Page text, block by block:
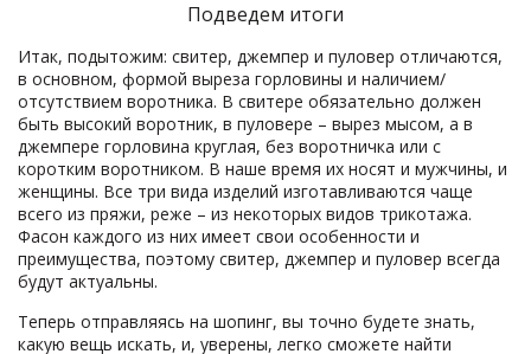
Подведем итоги
Итак, подытожим: свитер, джемпер и пуловер отличаются,
в основном, формой выреза горловины и наличием/
отсутствием воротника. В свитере обязательно должен
быть высокий воротник, в пуловере – вырез мысом, а в
джемпере горловина круглая, без воротничка или с
коротким воротником. В наше время их носят и мужчины, и
женщины. Все три вида изделий изготавливаются чаще
всего из пряжи, реже – из некоторых видов трикотажа.
Фасон каждого из них имеет свои особенности и
преимущества, поэтому свитер, джемпер и пуловер всегда
будут актуальны.
Теперь отправляясь на шопинг, вы точно будете знать,
какую вещь искать, и, уверены, легко сможете найти